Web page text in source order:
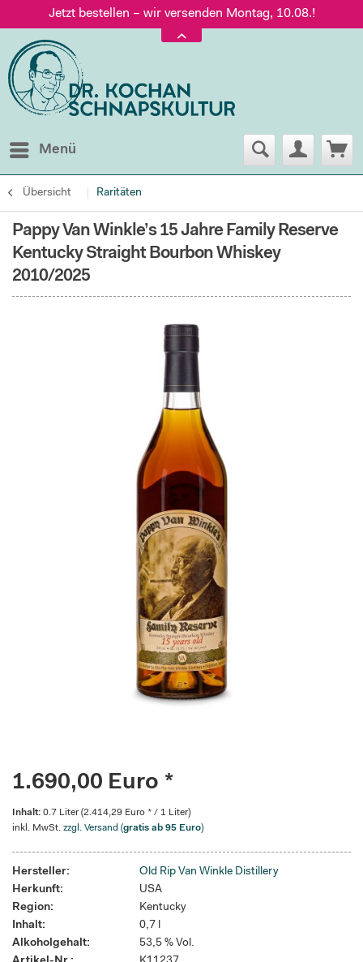
Jetzt bestellen – wir versenden Montag, 10.08.!
Versand nur 5,60 €, gratis ab 95 € Warenwert
Jetzt bestellen – wir versenden Montag, 10.08.!
Menü
Übersicht Raritäten
Pappy Van Winkle’s 15 Jahre Family Reserve
Kentucky Straight Bourbon Whiskey
2010/2025
1.690,00 Euro *
Inhalt: 0.7 Liter (2.414,29 Euro * / 1 Liter)
inkl. MwSt. zzgl. Versand (gratis ab 95 Euro)
Hersteller:
Old Rip Van Winkle Distillery
Herkunft:
USA
Region:
Kentucky
Inhalt:
0,7 l
Alkoholgehalt:
53,5 % Vol.